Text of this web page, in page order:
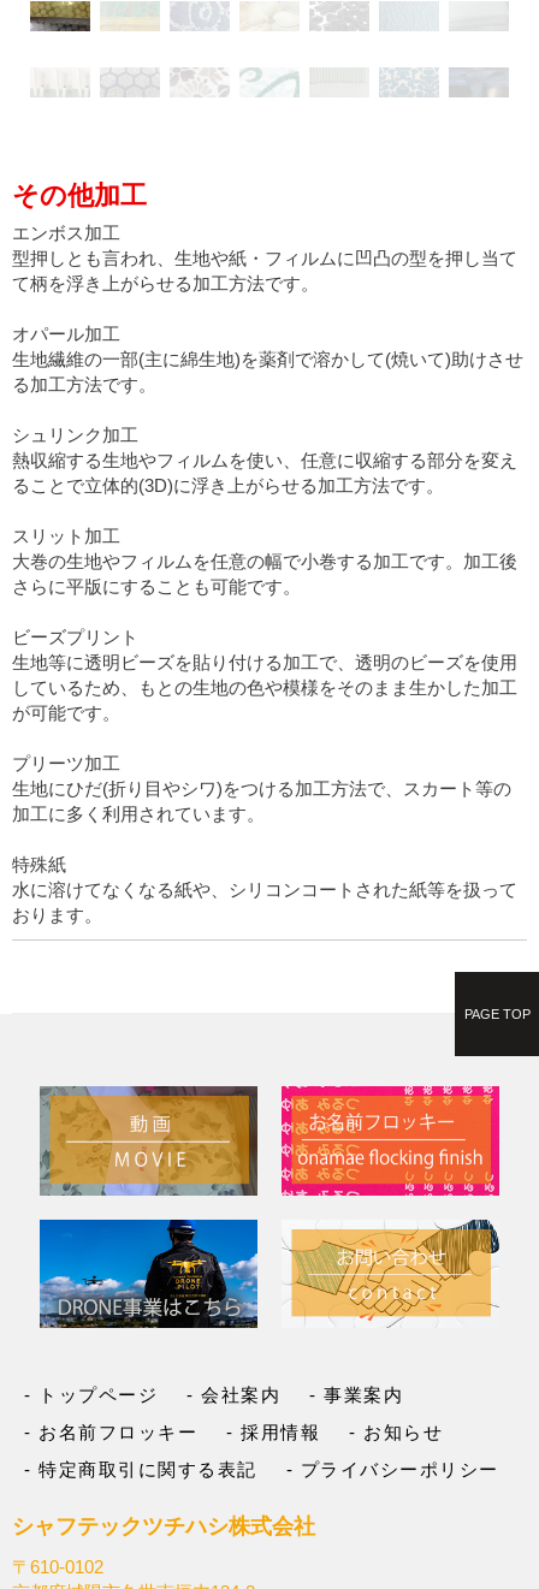
その他加工
エンボス加工
型押しとも言われ、生地や紙・フィルムに凹凸の型を押し当て
て柄を浮き上がらせる加工方法です。
オパール加工
生地繊維の一部(主に綿生地)を薬剤で溶かして(焼いて)助けさせ
る加工方法です。
シュリンク加工
熱収縮する生地やフィルムを使い、任意に収縮する部分を変え
ることで立体的(3D)に浮き上がらせる加工方法です。
スリット加工
大巻の生地やフィルムを任意の幅で小巻する加工です。加工後
さらに平版にすることも可能です。
ビーズプリント
生地等に透明ビーズを貼り付ける加工で、透明のビーズを使用
しているため、もとの生地の色や模様をそのまま生かした加工
が可能です。
プリーツ加工
生地にひだ(折り目やシワ)をつける加工方法で、スカート等の
加工に多く利用されています。
特殊紙
水に溶けてなくなる紙や、シリコンコートされた紙等を扱って
おります。
PAGE TOP
トップページ 会社案内
事業案内
お名前フロッキー
採用情報
お知らせ
特定商取引に関する表記
プライバシーポリシー
シャフテックツチハシ株式会社
〒610-0102